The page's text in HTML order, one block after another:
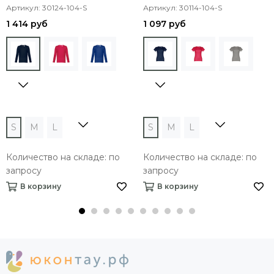
Артикул: 30124-104-S
1 414 руб
S M L
Количество на складе: по
запросу
В корзину
Артикул: 30114-104-S
1 097 руб
S M L
Количество на складе: по
запросу
В корзину